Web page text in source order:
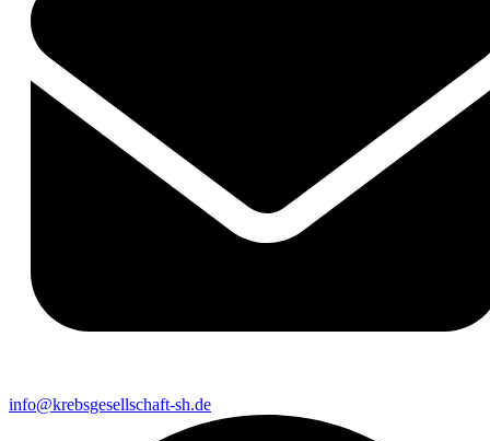
info@krebsgesellschaft-sh.de